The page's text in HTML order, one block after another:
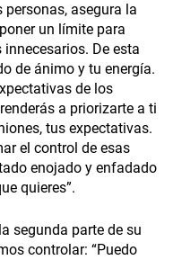
personas, asegura la
un límite para
De esta
de ánimo y tu energía.
de los
a priorizarte a ti
tus expectativas.
el control de esas
enojado y enfadado
quieres”.
segunda parte de su
controlar: “Puedo